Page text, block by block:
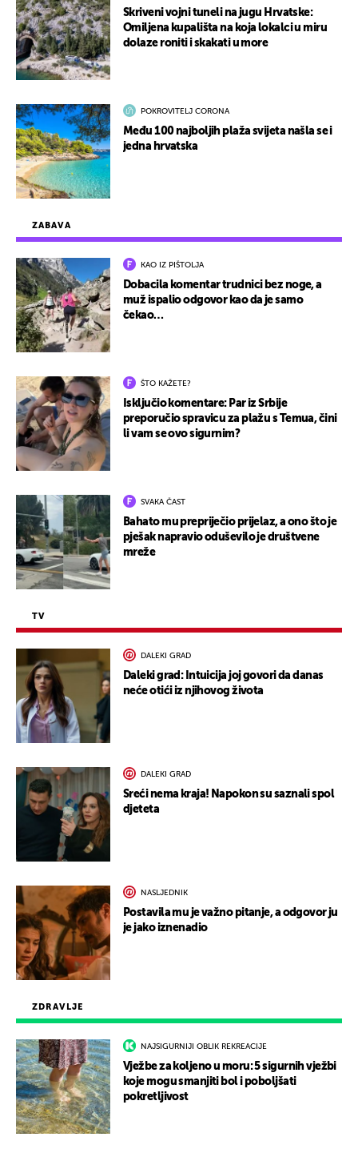
ZDRAVLJE
NAJSIGURNIJI OBLIK REKREACIJE
Vježbe za koljeno u moru: 5 sigurnih vježbi
koje mogu smanjiti bol i poboljšati
pokretljivost
ZABAVA
KAO IZ PIŠTOLJA
Dobacila komentar trudnici bez noge, a
muž ispalio odgovor kao da je samo
čekao…
ŠTO KAŽETE?
Isključio komentare: Par iz Srbije
preporučio spravicu za plažu s Temua, čini
li vam se ovo sigurnim?
SVAKA ČAST
Bahato mu prepriječio prijelaz, a ono što je
pješak napravio oduševilo je društvene
mreže
TV
DALEKI GRAD
Daleki grad: Intuicija joj govori da danas
neće otići iz njihovog života
DALEKI GRAD
Sreći nema kraja! Napokon su saznali spol
djeteta
NASLJEDNIK
Postavila mu je važno pitanje, a odgovor ju
je jako iznenadio
Skriveni vojni tuneli na jugu Hrvatske:
Omiljena kupališta na koja lokalci u miru
dolaze roniti i skakati u more
POKROVITELJ CORONA
Među 100 najboljih plaža svijeta našla se i
jedna hrvatska